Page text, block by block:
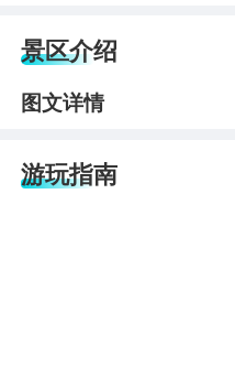
景区介绍
图文详情
游玩指南